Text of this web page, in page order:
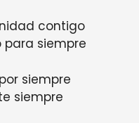
contigo
siempre
siempre
siempre